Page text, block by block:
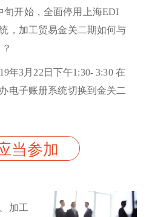
旬开始，全面停用上海EDI
，加工贸易金关二期如何与
年3月22日下午1:30- 3:30 在
电子账册系统切换到金关二
当参加
加工